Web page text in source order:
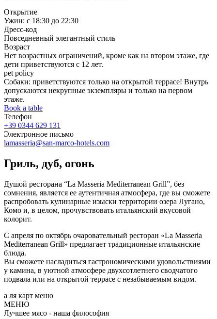
Открытие
Ужин: с 18:30 до 22:30
Дресс-код
Повседневный элегантный стиль
Возраст
Нет возрастных ограничений, кроме как на втором этаже, где
дети приветствуются с 12 лет.
pet policy
Собаки: приветствуются только на открытой террасе! Внутрь
допускаются некрупные экземпляры и только на первом
этаже.
Book a table
Телефон
+39 0344 629 131
Электронное письмо
lamasseria@san-marco-hotels.com
Гриль, дуб, огонь
Душой ресторана “La Masseria Mediterranean Grill”, без
сомнения, является ее аутентичная атмосфера, где вы сможете
распробовать кулинарные изыски территории озера Лугано,
Комо и, в целом, прочувствовать итальянский вкусовой
колорит.
С апреля по октябрь очаровательный ресторан «La Masseria
Mediterranean Grill» предлагает традиционные итальянские
блюда.
Вы сможете насладиться гастрономическими удовольствиями
у камина, в уютной атмосфере двухсотлетнего сводчатого
подвала или на открытой террасе с незабываемым видом.
а ля карт меню
МЕНЮ
Лучшее мясо - наша философия